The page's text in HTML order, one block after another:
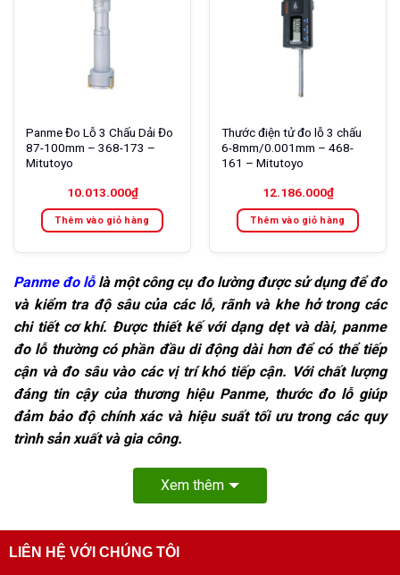
Panme Đo Lỗ 3 Chấu Dải Đo
87-100mm – 368-173 –
Mitutoyo
10.013.000₫
Thêm vào giỏ hàng
Thước điện tử đo lỗ 3 chấu
6-8mm/0.001mm – 468-
161 – Mitutoyo
12.186.000₫
Thêm vào giỏ hàng
Panme đo lỗlà một công cụ đo lường được sử dụng để đo
và kiểm tra độ sâu của các lỗ, rãnh và khe hở trong các
chi tiết cơ khí. Được thiết kế với dạng dẹt và dài, panme
đo lỗ thường có phần đầu di động dài hơn để có thể tiếp
cận và đo sâu vào các vị trí khó tiếp cận. Với chất lượng
đáng tin cậy của thương hiệu Panme, thước đo lỗ giúp
đảm bảo độ chính xác và hiệu suất tối ưu trong các quy
trình sản xuất và gia công.
Xem thêm
LIÊN HỆ VỚI CHÚNG TÔI